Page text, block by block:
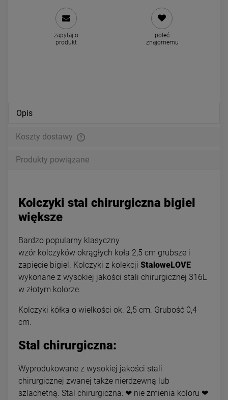
zapytaj o
produkt
poleć
znajomemu
Opis
Koszty dostawy
Produkty powiązane
Kolczyki stal chirurgiczna bigiel
większe
Bardzo popularny klasyczny
wzór kolczyków okrągłych koła 2,5 cm grubsze i
zapięcie bigiel. Kolczyki z kolekcji StaloweLOVE
wykonane z wysokiej jakości stali chirurgicznej 316L
w złotym kolorze.
Kolczyki kółka o wielkości ok. 2,5 cm. Grubość 0,4
cm.
Stal chirurgiczna:
Wyprodukowane z wysokiej jakości stali
chirurgicznej zwanej także nierdzewną lub
szlachetną. Stal chirurgiczna: ❤ nie zmienia koloru ❤